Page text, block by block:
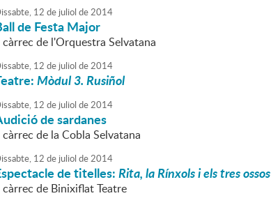
12 de juliol de2014
de Festa Major
càrrec de l'Orquestra Selvatana
12 de juliol de2014
Mòdul 3. Rusiñol
12 de juliol de2014
de sardanes
càrrec de la Cobla Selvatana
12 de juliol de2014
de titelles:Rita, la Rínxols i els tres ossos
càrrec de Binixiflat Teatre